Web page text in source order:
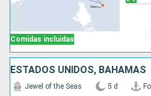
Comidas incluidas
ESTADOS UNIDOS, BAHAMAS
Jewel of the Seas 5 d